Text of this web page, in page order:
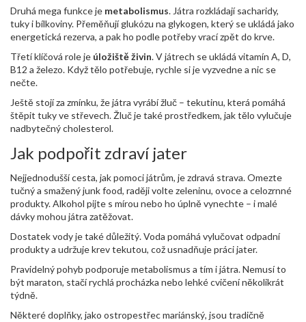
Druhá mega funkce je metabolismus. Játra rozkládají sacharidy,
tuky i bílkoviny. Přeměňují glukózu na glykogen, který se ukládá jako
energetická rezerva, a pak ho podle potřeby vrací zpět do krve.
Třetí klíčová role je úložiště živin. V játrech se ukládá vitamín A, D,
B12 a železo. Když tělo potřebuje, rychle si je vyzvedne a nic se
nečte.
Ještě stojí za zmínku, že játra vyrábí žluč – tekutinu, která pomáhá
štěpit tuky ve střevech. Žluč je také prostředkem, jak tělo vylučuje
nadbytečný cholesterol.
Jak podpořit zdraví jater
Nejjednodušší cesta, jak pomoci játrům, je zdravá strava. Omezte
tučný a smažený junk food, raději volte zeleninu, ovoce a celozrnné
produkty. Alkohol pijte s mírou nebo ho úplně vynechte – i malé
dávky mohou játra zatěžovat.
Dostatek vody je také důležitý. Voda pomáhá vylučovat odpadní
produkty a udržuje krev tekutou, což usnadňuje práci jater.
Pravidelný pohyb podporuje metabolismus a tím i játra. Nemusí to
být maraton, stačí rychlá procházka nebo lehké cvičení několikrát
týdně.
Některé doplňky, jako ostropestřec mariánský, jsou tradičně